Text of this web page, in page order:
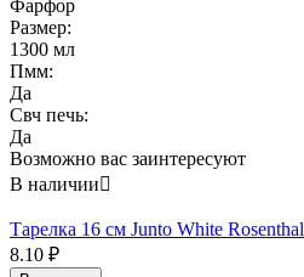
Фарфор
Размер:
1300 мл
Пмм:
Да
Свч печь:
Да
Возможно вас заинтересуют
В наличии
Тарелка 16 см Junto White Rosenthal
8.10 ₽